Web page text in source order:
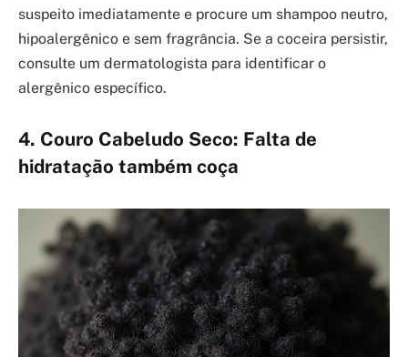
suspeito imediatamente e procure um shampoo neutro,
hipoalergênico e sem fragrância. Se a coceira persistir,
consulte um dermatologista para identificar o
alergênico específico.
4. Couro Cabeludo Seco: Falta de
hidratação também coça